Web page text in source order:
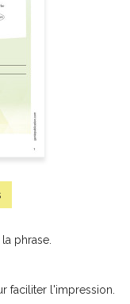
mathématique de
phrase.
faciliter l'impression.